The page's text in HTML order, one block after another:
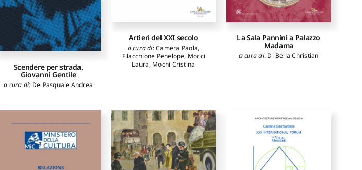
Scendere per strada.
Giovanni Gentile
a cura di: De Pasquale Andrea
Artieri del XXI secolo
a cura di:Camera Paola,
Filacchione Penelope, Mocci
Laura, Mochi Cristina
La Sala Pannini a Palazzo
Madama
a cura di: Di Bella Christian